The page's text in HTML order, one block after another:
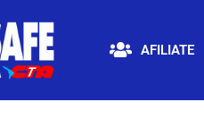
AFILIATE